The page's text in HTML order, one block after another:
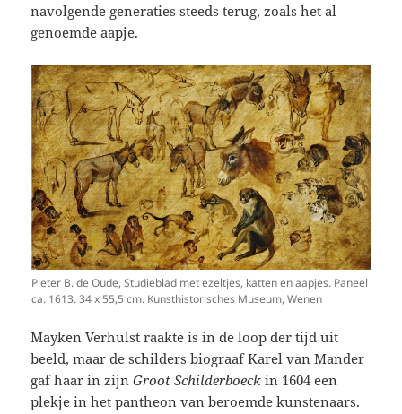
navolgende generaties steeds terug, zoals het al
genoemde aapje.
Pieter B. de Oude, Studieblad met ezeltjes, katten en aapjes. Paneel
ca. 1613. 34 x 55,5 cm. Kunsthistorisches Museum, Wenen
Mayken Verhulst raakte is in de loop der tijd uit
beeld, maar de schilders biograaf Karel van Mander
gaf haar in zijnGroot Schilderboeckin 1604 een
plekje in het pantheon van beroemde kunstenaars.